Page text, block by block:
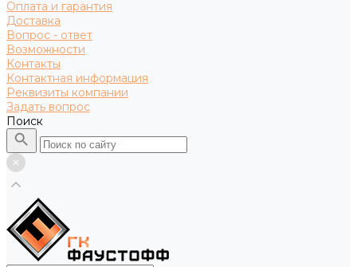
Оплата и гарантия
Доставка
Вопрос - ответ
Возможности
Контакты
Контактная информация
Реквизиты компании
Задать вопрос
Поиск